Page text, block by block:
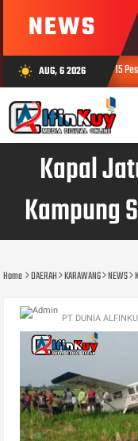
NEWS
wb_sunny AUG, 6 2026
Pemkot Bekasi, 15 Peserta
Kapal
Kampung
Home DAERAH KARAWANG NEWS
PT DUNIA